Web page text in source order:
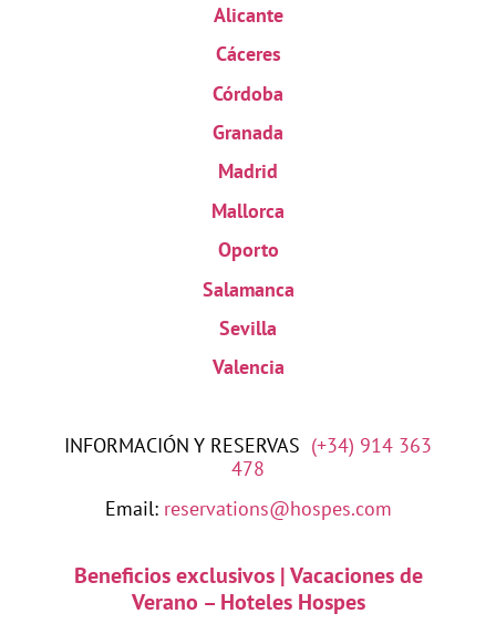
Alicante
Cáceres
Córdoba
Granada
Madrid
Mallorca
Oporto
Salamanca
Sevilla
Valencia
INFORMACIÓN Y RESERVAS (+34) 914 363
478
Email: reservations@hospes.com
Beneficios exclusivos | Vacaciones de
Verano – Hoteles Hospes